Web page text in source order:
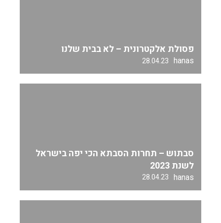
פסולת אלקטרונית – לא בבית שלנו
hanas
28.04.23
סבתוש – תחרות הסבתא הכי יפה בישראל
לשנת 2023
hanas
28.04.23